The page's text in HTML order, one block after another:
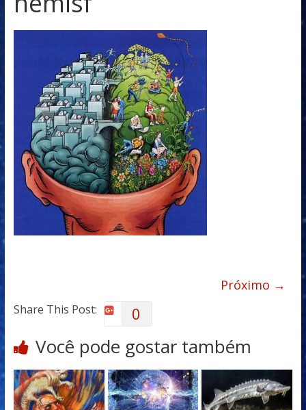
Próximo →
Share This Post: 0
Você pode gostar também